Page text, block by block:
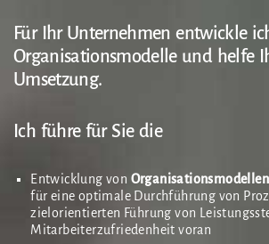
Für Ihr Unternehmen entwickle
Organisationsmodelle und helfe
Umsetzung.
Ich führe für Sie die
Entwicklung von Organisationsmodellen
für eine optimale Durchführung von
zielorientierten Führung von
Mitarbeiterzufriedenheit voran